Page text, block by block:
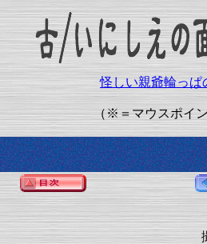
怪しい親爺輪っぱ
（※＝マウスポイ